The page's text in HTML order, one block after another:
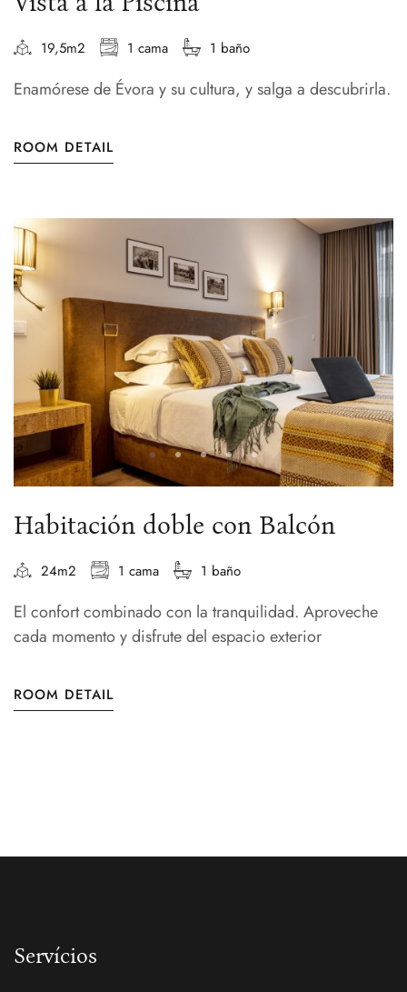
19,5m2 1 cama 1 baño
Enamórese de Évora y su cultura, y salga a descubrirla.
ROOM DETAIL
Habitación doble con Balcón
24m2 1 cama 1 baño
El confort combinado con la tranquilidad. Aproveche
cada momento y disfrute del espacio exterior
ROOM DETAIL
Servícios